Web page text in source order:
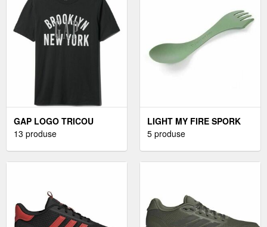
GAP LOGO TRICOU
PENTRU BĂRBAȚI,
13 produse
LIGHT MY FIRE SPORK
ORIGINAL TACÂMURI,
5 produse